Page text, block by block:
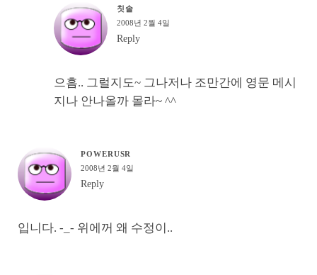
칫솔
2008년 2월 4일
Reply
으흠.. 그럴지도~ 그나저나 조만간에 영문 메시
지나 안나올까 몰라~ ^^
POWERUSR
2008년 2월 4일
Reply
입니다. -_- 위에꺼 왜 수정이..